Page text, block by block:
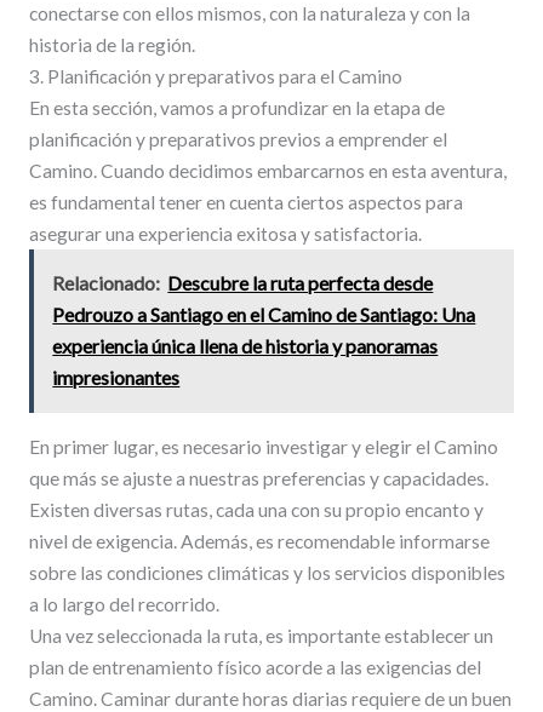
conectarse con ellos mismos, con la naturaleza y con la
historia de la región.
3. Planificación y preparativos para el Camino
En esta sección, vamos a profundizar en la etapa de
planificación y preparativos previos a emprender el
Camino. Cuando decidimos embarcarnos en esta aventura,
es fundamental tener en cuenta ciertos aspectos para
asegurar una experiencia exitosa y satisfactoria.
Relacionado: Descubre la ruta perfecta desde
Pedrouzo a Santiago en el Camino de Santiago: Una
experiencia única llena de historia y panoramas
impresionantes
En primer lugar, es necesario investigar y elegir el Camino
que más se ajuste a nuestras preferencias y capacidades.
Existen diversas rutas, cada una con su propio encanto y
nivel de exigencia. Además, es recomendable informarse
sobre las condiciones climáticas y los servicios disponibles
a lo largo del recorrido.
Una vez seleccionada la ruta, es importante establecer un
plan de entrenamiento físico acorde a las exigencias del
Camino. Caminar durante horas diarias requiere de un buen